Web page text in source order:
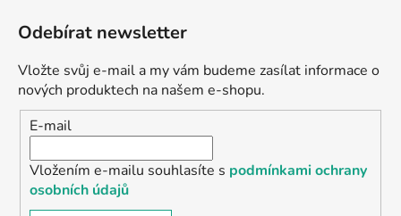
Odebírat newsletter
Vložte svůj e-mail a my vám budeme zasílat informace o
nových produktech na našem e-shopu.
E-mail
Vložením e-mailu souhlasíte s podmínkami ochrany
osobních údajů